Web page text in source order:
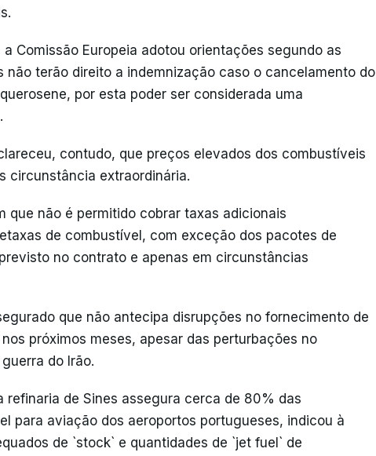
Comissão Europeia adotou orientações segundo as
não terão direito a indemnização caso o cancelamento do
por esta poder ser considerada uma
contudo, que preços elevados dos combustíveis
circunstância extraordinária.
que não é permitido cobrar taxas adicionais
de combustível, com exceção dos pacotes de
no contrato e apenas em circunstâncias
que não antecipa disrupções no fornecimento de
próximos meses, apesar das perturbações no
do Irão.
refinaria de Sines assegura cerca de 80% das
para aviação dos aeroportos portugueses, indicou à
de `stock` e quantidades de `jet fuel` de